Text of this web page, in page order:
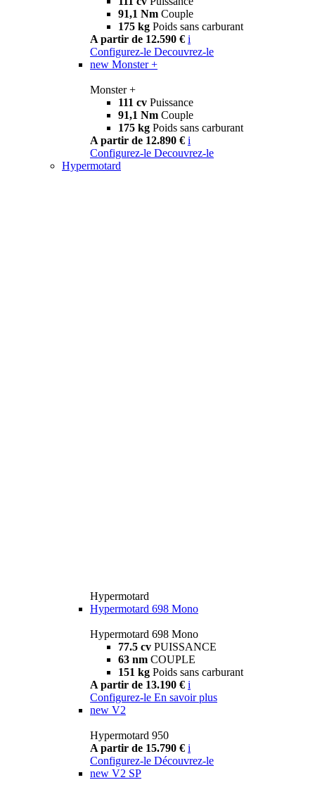
91,1 Nm Couple
175 kg Poids sans carburant
A partir de 12.590 € i
Configurez-le Decouvrez-le
new Monster +
Monster +
111 cv Puissance
91,1 Nm Couple
175 kg Poids sans carburant
A partir de 12.890 € i
Configurez-le Decouvrez-le
Hypermotard
Hypermotard
Hypermotard 698 Mono
Hypermotard 698 Mono
77.5 cv PUISSANCE
63 nm COUPLE
151 kg Poids sans carburant
A partir de 13.190 € i
Configurez-le En savoir plus
new V2
Hypermotard 950
A partir de 15.790 € i
Configurez-le Découvrez-le
new V2 SP